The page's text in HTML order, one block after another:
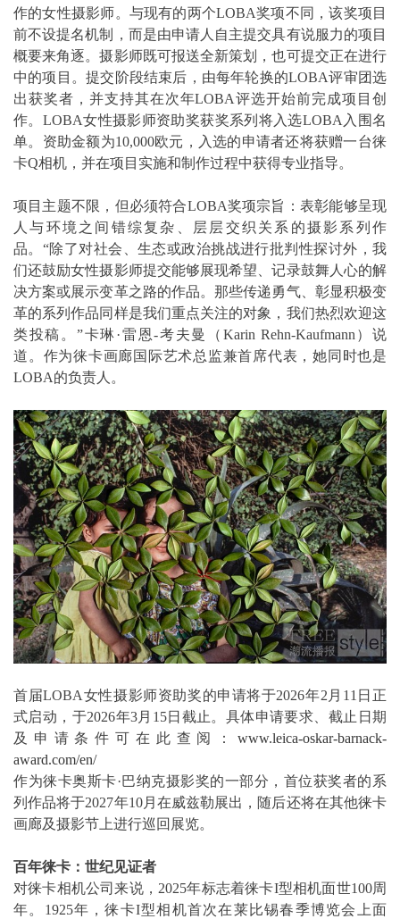
作的女性摄影师。与现有的两个LOBA奖项不同，该奖项目
前不设提名机制，而是由申请人自主提交具有说服力的项目
概要来角逐。摄影师既可报送全新策划，也可提交正在进行
中的项目。提交阶段结束后，由每年轮换的LOBA评审团选
出获奖者，并支持其在次年LOBA评选开始前完成项目创
作。LOBA女性摄影师资助奖获奖系列将入选LOBA入围名
单。资助金额为10,000欧元，入选的申请者还将获赠一台徕
卡Q相机，并在项目实施和制作过程中获得专业指导。
项目主题不限，但必须符合LOBA奖项宗旨：表彰能够呈现
人与环境之间错综复杂、层层交织关系的摄影系列作
品。“除了对社会、生态或政治挑战进行批判性探讨外，我
们还鼓励女性摄影师提交能够展现希望、记录鼓舞人心的解
决方案或展示变革之路的作品。那些传递勇气、彰显积极变
革的系列作品同样是我们重点关注的对象，我们热烈欢迎这
类投稿。”卡琳·雷恩-考夫曼（Karin Rehn-Kaufmann）说
道。作为徕卡画廊国际艺术总监兼首席代表，她同时也是
LOBA的负责人。
首届LOBA女性摄影师资助奖的申请将于2026年2月11日正
式启动，于2026年3月15日截止。具体申请要求、截止日期
及申请条件可在此查阅： www.leica-oskar-barnack-
award.com/en/
作为徕卡奥斯卡·巴纳克摄影奖的一部分，首位获奖者的系
列作品将于2027年10月在威兹勒展出，随后还将在其他徕卡
画廊及摄影节上进行巡回展览。
百年徕卡：世纪见证者
对徕卡相机公司来说，2025年标志着徕卡I型相机面世100周
年。1925年，徕卡I型相机首次在莱比锡春季博览会上面